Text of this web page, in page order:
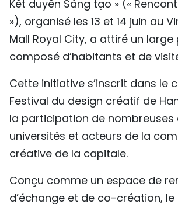
ENGLISH
中文
РУССКИЙ
ESPAÑOL
Kết duyên Sáng tạo » («
»), organisé les 13 et 14 juin au
Mall Royal City, a attiré un large
composé d’habitants et de
Cette initiative s’inscrit dans le
Festival du design créatif de
la participation de nombreuses
universités et acteurs de la
créative de la capitale.
Conçu comme un espace de
d’échange et de co-création,